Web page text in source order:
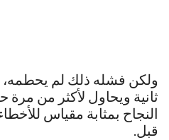
ولكن فشله ذلك لم
ثانية ويحاول لأكثر من مرة
النجاح بمثابة مقياس
قبل.